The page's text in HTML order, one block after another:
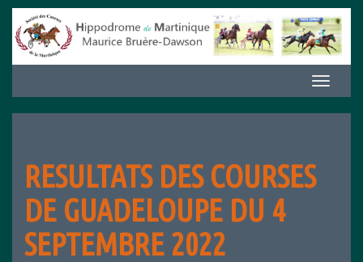
Aller
contenu
Afficher/
la
RESULTATS DES COURSES
DE GUADELOUPE DU 4
SEPTEMBRE 2022